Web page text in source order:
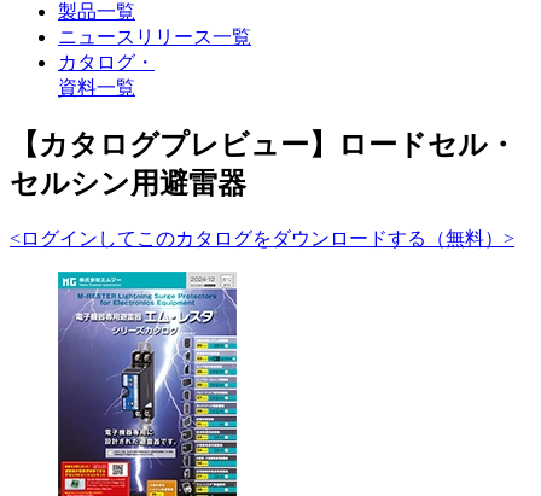
製品一覧
ニュースリリース一覧
カタログ・
資料一覧
【カタログプレビュー】ロードセル・
セルシン用避雷器
<ログインしてこのカタログをダウンロードする（無料）>